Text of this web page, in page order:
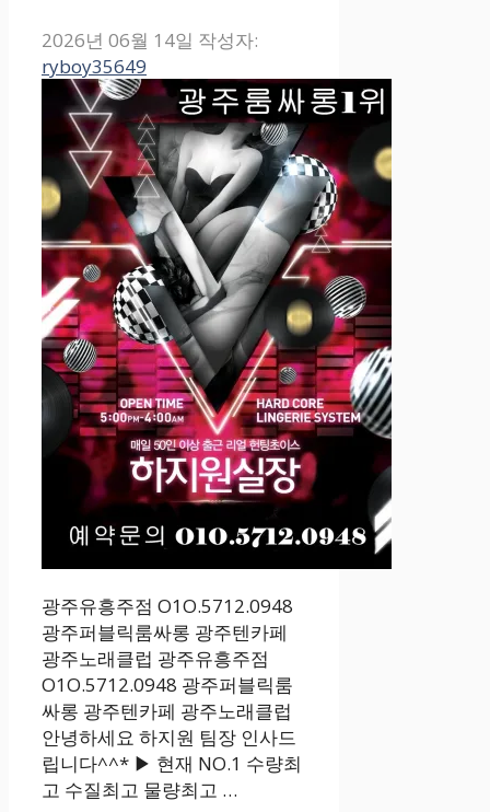
2026년 06월 14일 작성자:
ryboy35649
광주유흥주점 O1O.5712.0948
광주퍼블릭룸싸롱 광주텐카페
광주노래클럽 광주유흥주점
O1O.5712.0948 광주퍼블릭룸
싸롱 광주텐카페 광주노래클럽
안녕하세요 하지원 팀장 인사드
립니다^^* ▶ 현재 NO.1 수량최
고 수질최고 물량최고 …